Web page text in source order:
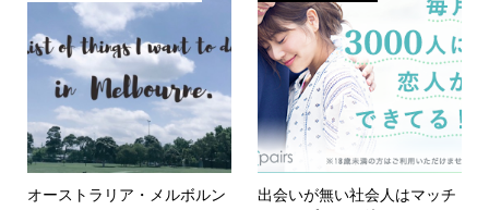
オーストラリア・メルボルン
出会いが無い社会人はマッチ